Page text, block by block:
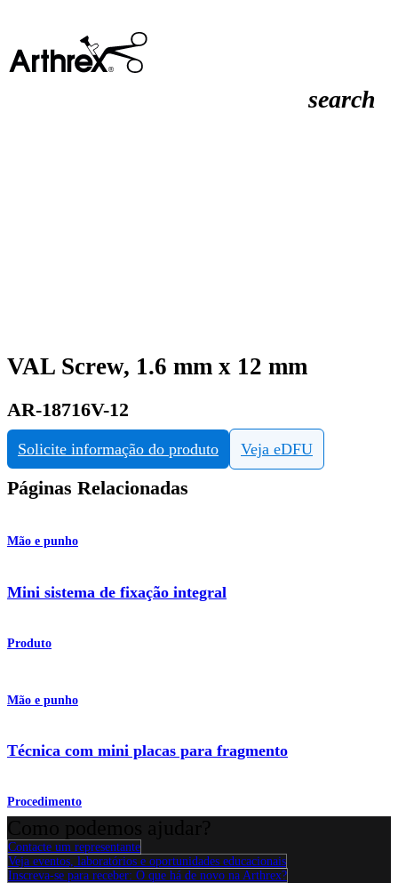
search
VAL Screw, 1.6 mm x 12 mm
AR-18716V-12
Solicite informação do produto Veja eDFU
Páginas Relacionadas
Mão e punho
Mini sistema de fixação integral
Produto
Mão e punho
Técnica com mini placas para fragmento
Procedimento
Contacte um representante
Veja eventos, laboratórios e oportunidades educacionais
Inscreva-se para receber: O que há de novo na Arthrex?